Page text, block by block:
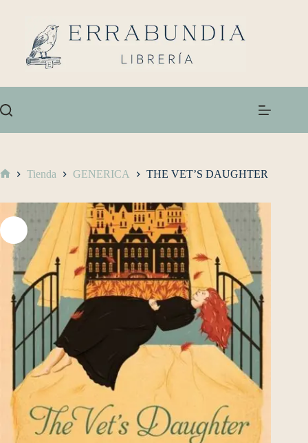
Tienda GENERICA THE VET’S DAUGHTER